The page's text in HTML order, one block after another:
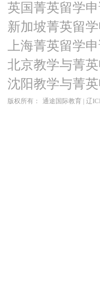
英国菁英留学
新加坡菁英留学
上海菁英留学
北京教学与菁
沈阳教学与菁
版权所有： 通途国际教育 | 辽